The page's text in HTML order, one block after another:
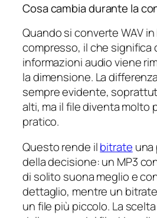
Cosa cambia durante la
Quando si converte WAV
compresso, il che significa
informazioni audio viene
la dimensione. La
sempre evidente,
alti, ma il file diventa molto
pratico.
Questo rende ilbitrate
della decisione: un MP3
di solito suona meglio e
dettaglio, mentre un
un file più piccolo. La